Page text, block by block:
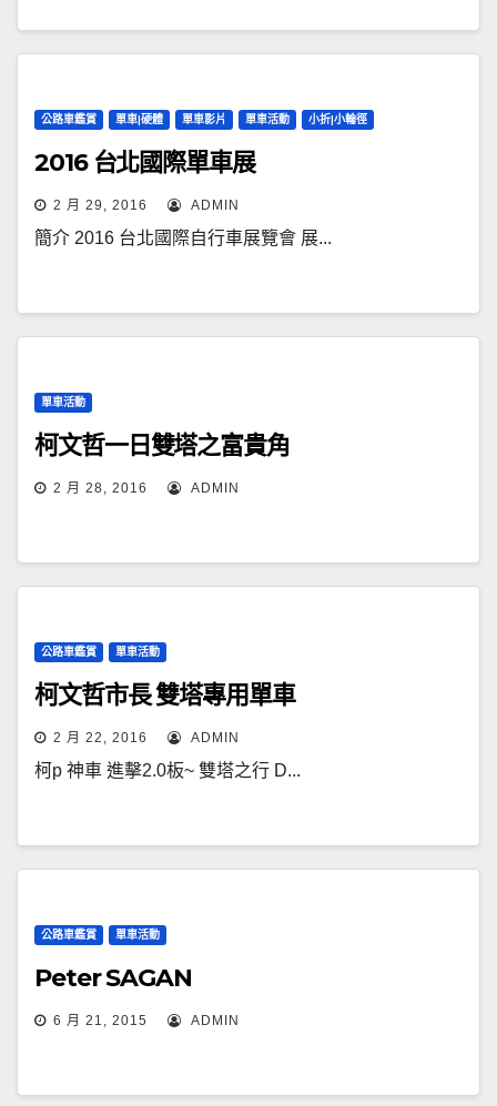
公路車鑑賞 單車|硬體 單車影片 單車活動 小折|小輪徑
2016 台北國際單車展
2 月 29, 2016 ADMIN
簡介 2016 台北國際自行車展覽會 展...
單車活動
柯文哲一日雙塔之富貴角
2 月 28, 2016 ADMIN
公路車鑑賞 單車活動
柯文哲市長 雙塔專用單車
2 月 22, 2016 ADMIN
柯p 神車 進擊2.0板~ 雙塔之行 D...
公路車鑑賞 單車活動
Peter SAGAN
6 月 21, 2015 ADMIN